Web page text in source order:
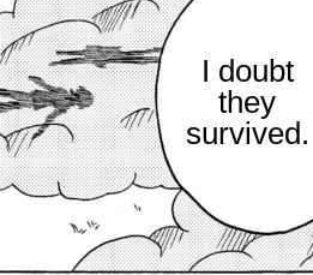
I doubt
they
survived.